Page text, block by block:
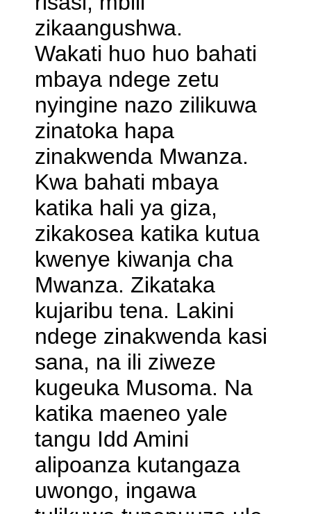
zikaangushwa.
Wakati huo huo bahati
mbaya ndege zetu
nyingine nazo zilikuwa
zinatoka hapa
zinakwenda Mwanza.
Kwa bahati mbaya
katika hali ya giza,
zikakosea katika kutua
kwenye kiwanja cha
Mwanza. Zikataka
kujaribu tena. Lakini
ndege zinakwenda kasi
sana, na ili ziweze
kugeuka Musoma. Na
katika maeneo yale
tangu Idd Amini
alipoanza kutangaza
uwongo, ingawa